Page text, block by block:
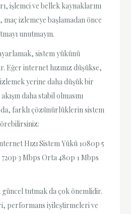
işlemci ve bellek kaynaklarını
izlemeye başlamadan önce
unutmayın.
sistem yükünü
Eğer internet hızınız düşükse,
yerine daha düşük bir
daha stabil olmasını
farklı çözünürlüklerin sistem
Hızı Sistem Yükü 1080p 5
3 Mbps Orta 480p 1 Mbps
güncel tutmak da çok önemlidir.
performans iyileştirmeleri ve